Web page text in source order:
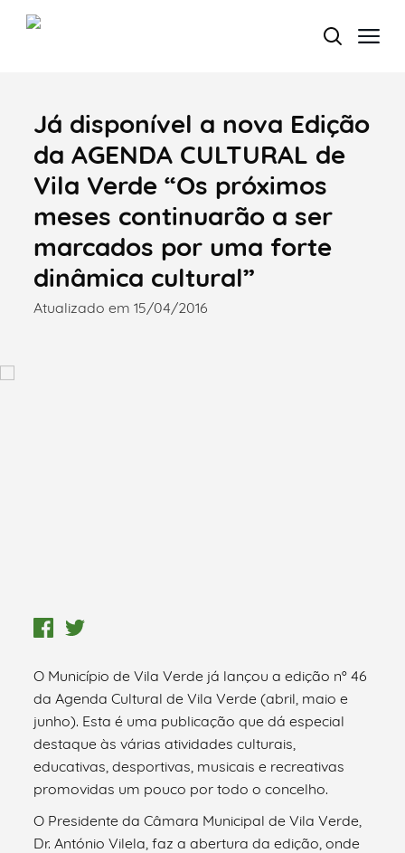
Termo de Pesquisa
Categorias gerais
Já disponível a nova Edição
da AGENDA CULTURAL de
Vila Verde “Os próximos
meses continuarão a ser
marcados por uma forte
dinâmica cultural”
Atualizado em 15/04/2016
O Município de Vila Verde já lançou a edição nº 46
da Agenda Cultural de Vila Verde (abril, maio e
junho). Esta é uma publicação que dá especial
destaque às várias atividades culturais,
educativas, desportivas, musicais e recreativas
promovidas um pouco por todo o concelho.
O Presidente da Câmara Municipal de Vila Verde,
Dr. António Vilela, faz a abertura da edição, onde